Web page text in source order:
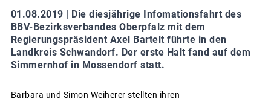
01.08.2019 | Die diesjährige Infomationsfahrt des
BBV-Bezirksverbandes Oberpfalz mit dem
Regierungspräsident Axel Bartelt führte in den
Landkreis Schwandorf. Der erste Halt fand auf dem
Simmernhof in Mossendorf statt.
Barbara und Simon Weiherer stellten ihren